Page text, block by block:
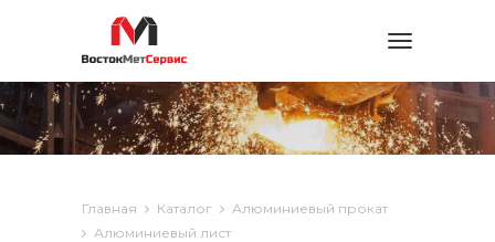
Toggle
Главная Каталог
Алюминиевый прокат
Алюминиевый лист